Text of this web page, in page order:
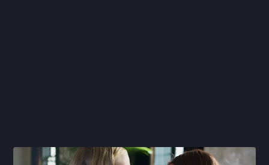
Merlant, que ficou famosa por 'Retrato de uma Jovem em